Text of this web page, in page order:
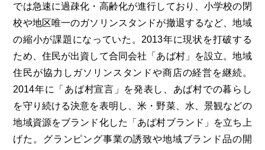
では急速に過疎化・高齢化が進行しており、小学校の閉
校や地区唯一のガソリンスタンドが撤退するなど、地域
の縮小が課題になっていた。2013年に現状を打破する
ため、住民が出資して合同会社「あば村」を設立。地域
住民が協力しガソリンスタンドや商店の経営を継続。
2014年に「あば村宣言」を発表し、あば村での暮らし
を守り続ける決意を表明し、米・野菜、水、景観などの
地域資源をブランド化した「あば村ブランド」を立ち上
げた。グランピング事業の誘致や地域ブランド品の開